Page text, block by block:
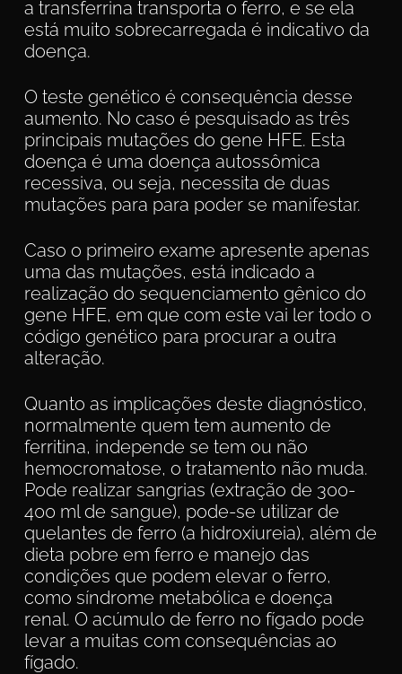
a transferrina transporta o ferro, e se ela
está muito sobrecarregada é indicativo da
doença.
O teste genético é consequência desse
aumento. No caso é pesquisado as três
principais mutações do gene HFE. Esta
doença é uma doença autossômica
recessiva, ou seja, necessita de duas
mutações para para poder se manifestar.
Caso o primeiro exame apresente apenas
uma das mutações, está indicado a
realização do sequenciamento gênico do
gene HFE, em que com este vai ler todo o
código genético para procurar a outra
alteração.
Quanto as implicações deste diagnóstico,
normalmente quem tem aumento de
ferritina, independe se tem ou não
hemocromatose, o tratamento não muda.
Pode realizar sangrias (extração de 300-
400 ml de sangue), pode-se utilizar de
quelantes de ferro (a hidroxiureia), além de
dieta pobre em ferro e manejo das
condições que podem elevar o ferro,
como síndrome metabólica e doença
renal. O acúmulo de ferro no fígado pode
levar a muitas com consequências ao
fígado.